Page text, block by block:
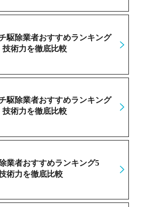
駆除業者おすすめランキング
術力を徹底比較
駆除業者おすすめランキング
術力を徹底比較
業者おすすめランキング5
術力を徹底比較